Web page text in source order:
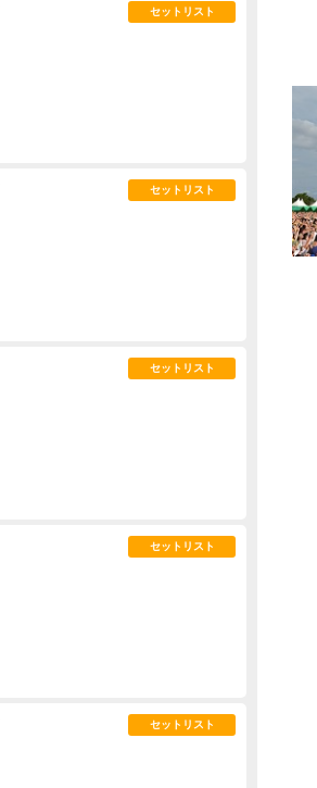
セットリスト
セットリスト
セットリスト
セットリスト
セットリスト